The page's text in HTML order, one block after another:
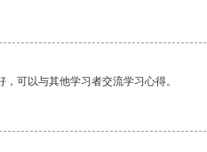
可以与其他学习者交流学习心得。